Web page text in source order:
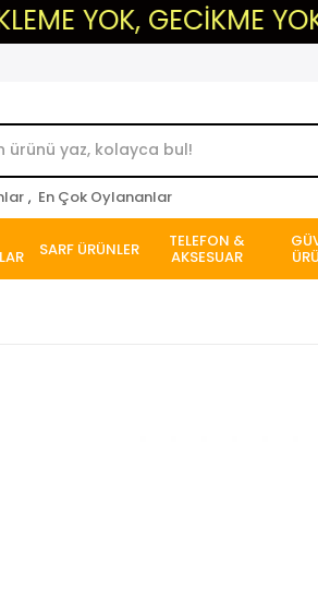
GECİKME YOK —
, En Çok Oylananlar
SARF ÜRÜNLER TELEFON &
AKSESUAR